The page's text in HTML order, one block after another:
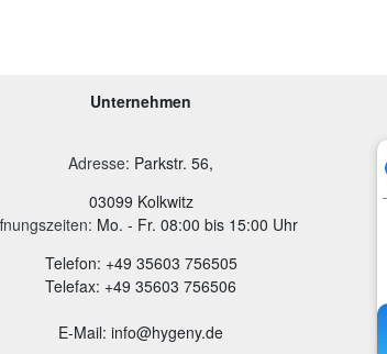
Unternehmen
Adresse: Parkstr. 56,
03099 Kolkwitz
Mo. - Fr. 08:00 bis 15:00 Uhr
Telefon: +49 35603 756505
Telefax: +49 35603 756506
E-Mail: info@hygeny.de